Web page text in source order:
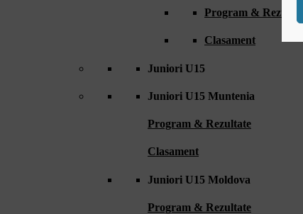
Program & Rezultate
Clasament
Juniori U15
Juniori U15 Muntenia
Program & Rezultate
Clasament
Juniori U15 Moldova
Program & Rezultate